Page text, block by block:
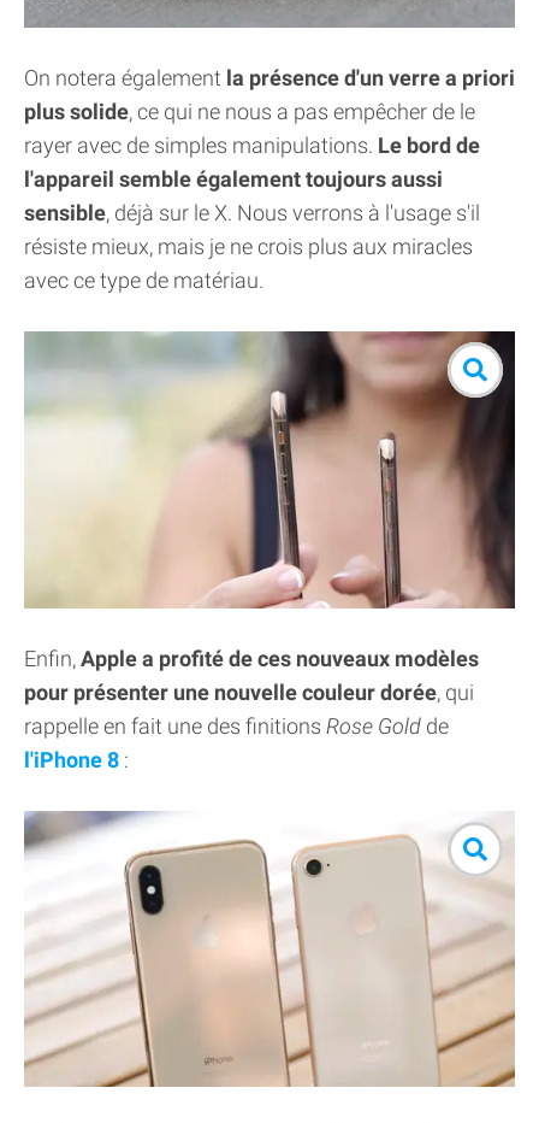
On notera également la présence d'un verre a priori
plus solide, ce qui ne nous a pas empêcher de le
rayer avec de simples manipulations. Le bord de
l'appareil semble également toujours aussi
sensible, déjà sur le X. Nous verrons à l'usage s'il
résiste mieux, mais je ne crois plus aux miracles
avec ce type de matériau.
Enfin,Apple a profité de ces nouveaux modèles
pour présenter une nouvelle couleur dorée, qui
rappelle en fait une des finitions Rose Gold de
l'iPhone 8 :